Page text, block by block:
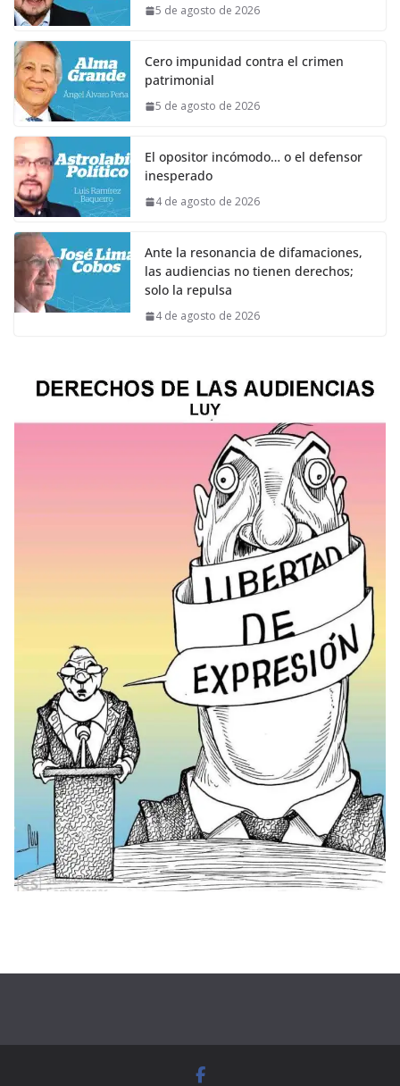
5 de agosto de 2026
Cero impunidad contra el crimen
patrimonial
5 de agosto de 2026
El opositor incómodo… o el defensor
inesperado
4 de agosto de 2026
Ante la resonancia de difamaciones,
las audiencias no tienen derechos;
solo la repulsa
4 de agosto de 2026